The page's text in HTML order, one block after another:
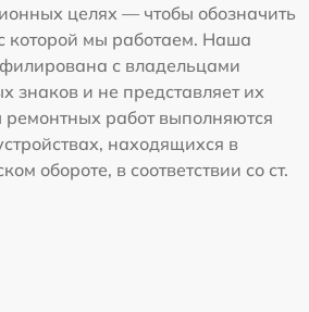
целях — чтобы обозначить
которой мы работаем. Наша
с владельцами
знаков и не представляет их
работ выполняются
находящихся в
обороте, в соответствии со ст.